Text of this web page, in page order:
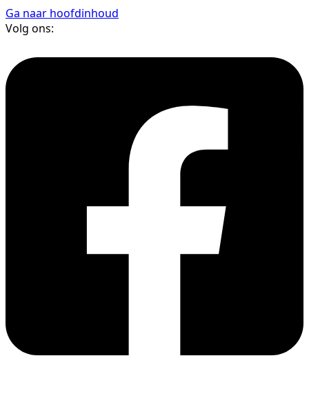
Ga naar hoofdinhoud
Volg ons: